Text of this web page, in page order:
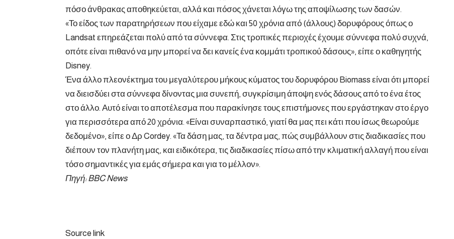
πόσο άνθρακας αποθηκεύεται, αλλά και πόσος χάνεται λόγω της αποψίλωσης των δασών.
«Το είδος των παρατηρήσεων που είχαμε εδώ και 50 χρόνια από (άλλους) δορυφόρους όπως ο
Landsat επηρεάζεται πολύ από τα σύννεφα. Στις τροπικές περιοχές έχουμε σύννεφα πολύ συχνά,
οπότε είναι πιθανό να μην μπορεί να δει κανείς ένα κομμάτι τροπικού δάσους», είπε ο καθηγητής
Disney.
Ένα άλλο πλεονέκτημα του μεγαλύτερου μήκους κύματος του δορυφόρου Biomass είναι ότι μπορεί
να διεισδύει στα σύννεφα δίνοντας μια συνεπή, συγκρίσιμη άποψη ενός δάσους από το ένα έτος
στο άλλο. Αυτό είναι το αποτέλεσμα που παρακίνησε τους επιστήμονες που εργάστηκαν στο έργο
για περισσότερα από 20 χρόνια. «Είναι συναρπαστικό, γιατί θα μας πει κάτι που ίσως θεωρούμε
δεδομένο», είπε ο Δρ Cordey. «Τα δάση μας, τα δέντρα μας, πώς συμβάλλουν στις διαδικασίες που
διέπουν τον πλανήτη μας, και ειδικότερα, τις διαδικασίες πίσω από την κλιματική αλλαγή που είναι
τόσο σημαντικές για εμάς σήμερα και για το μέλλον».
Πηγή: BBC News
Source link